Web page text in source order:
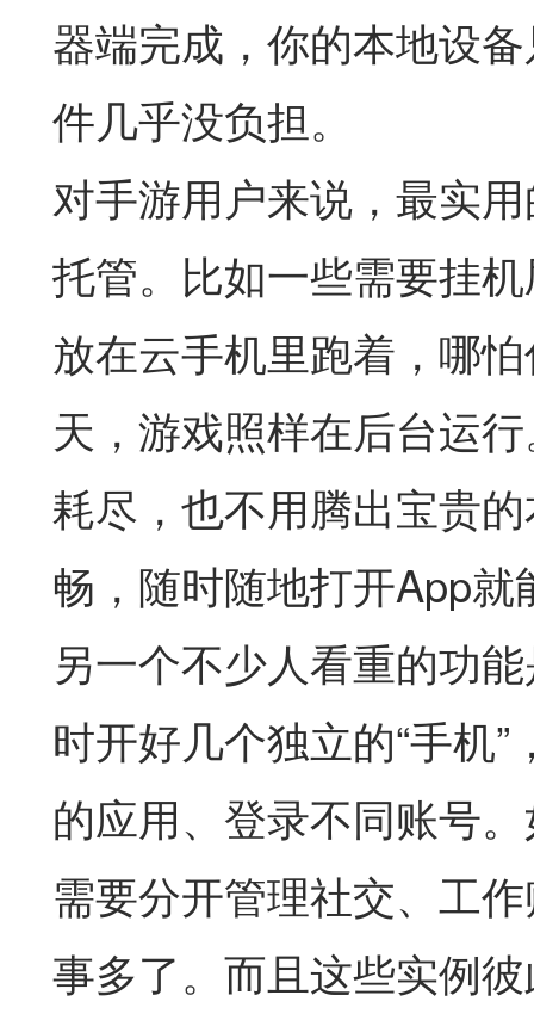
器端完成，你的本地设
件几乎没负担。
对手游用户来说，最实
托管。比如一些需要挂
放在云手机里跑着，哪
天，游戏照样在后台运
耗尽，也不用腾出宝贵
畅，随时随地打开App
另一个不少人看重的功
时开好几个独立的“手机
的应用、登录不同账号
需要分开管理社交、工
事多了。而且这些实例